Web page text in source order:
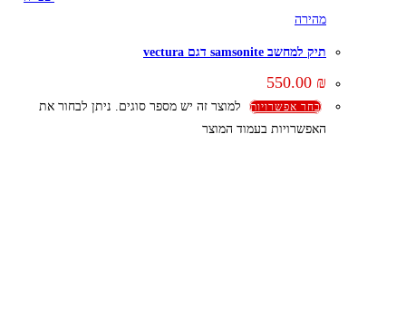
מהירה
תיק למחשב samsonite דגם vectura
550.00 ₪
בחר אפשרויות
למוצר זה יש מספר סוגים. ניתן לבחור את
האפשרויות בעמוד המוצר